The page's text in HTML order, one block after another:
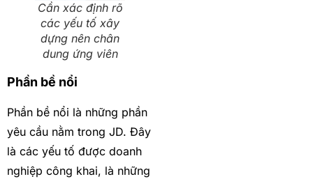
Cần xác định rõ
các yếu tố xây
dựng nên chân
dung ứng viên
Phần bề nổi
Phần bề nổi là những phần
yêu cầu nằm trong JD. Đây
là các yếu tố được doanh
nghiệp công khai, là những